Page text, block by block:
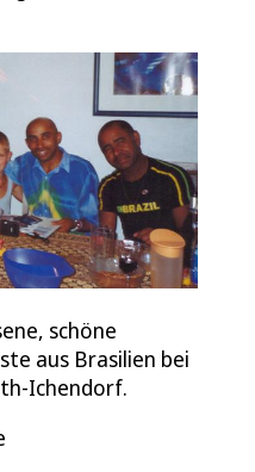
schöne
aus Brasilien bei
Ichendorf.